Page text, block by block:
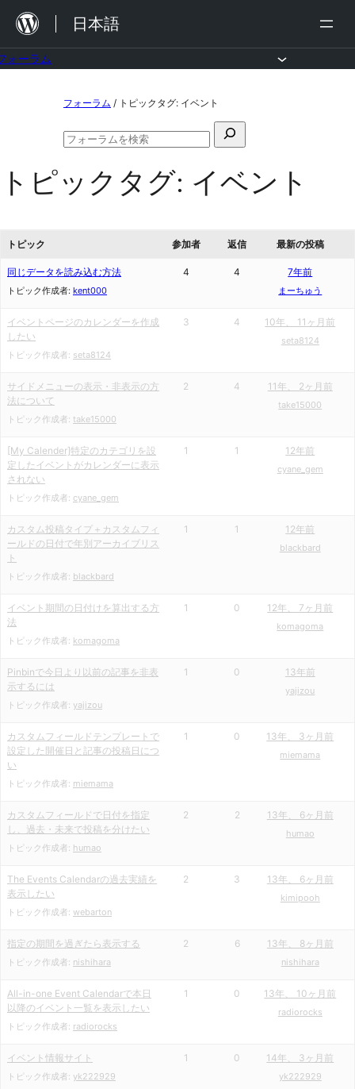
を
日本語
ォーラム
ン
ツ
ス
ッ
フォーラム / トピックタグ: イベント
検
対
フ
ー
検
索
トピックタグ: イベント
トピック 参加者 返信 最新の投稿
同じデータを読み込む方法
トピック作成者: kent000
4 4 7年前
まーちゅう
イベントページのカレンダーを作成
したい
トピック作成者: seta8124
3 4 10年、 11ヶ月前
seta8124
サイドメニューの表示・非表示の方
法について
トピック作成者: take15000
2 4 11年、 2ヶ月前
take15000
[My Calender]特定のカテゴリを設
定したイベントがカレンダーに表示
されない
トピック作成者: cyane_gem
1 1 12年前
cyane_gem
カスタム投稿タイプ＋カスタムフィ
ールドの日付で年別アーカイブリス
ト
トピック作成者: blackbard
1 1 12年前
blackbard
イベント期間の日付けを算出する方
法
トピック作成者: komagoma
1 0 12年、 7ヶ月前
komagoma
Pinbinで今日より以前の記事を非表
示するには
トピック作成者: yajizou
1 0 13年前
yajizou
カスタムフィールドテンプレートで
設定した開催日と記事の投稿日につ
い
トピック作成者: miemama
1 0 13年、 3ヶ月前
miemama
カスタムフィールドで日付を指定
し、過去・未来で投稿を分けたい
トピック作成者: humao
2 2 13年、 6ヶ月前
humao
The Events Calendarの過去実績を
表示したい
トピック作成者: webarton
2 3 13年、 6ヶ月前
kimipooh
指定の期間を過ぎたら表示する
トピック作成者: nishihara
2 6 13年、 8ヶ月前
nishihara
All-in-one Event Calendarで本日
以降のイベント一覧を表示したい
トピック作成者: radiorocks
1 0 13年、 10ヶ月前
radiorocks
イベント情報サイト
トピック作成者: yk222929
1 0 14年、 3ヶ月前
yk222929